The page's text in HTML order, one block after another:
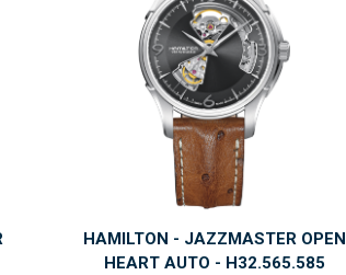
HAMILTON - JAZZMASTER OPEN
HEART AUTO - H32.565.585